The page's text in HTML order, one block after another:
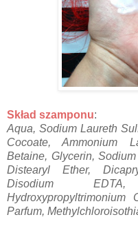
Skład szamponu:
Aqua, Sodium Laureth
Cocoate, Ammonium
Betaine, Glycerin,
Distearyl Ether,
Disodium
Parfum,